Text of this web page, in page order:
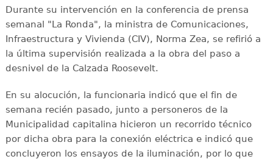
Durante su intervención en la conferencia de prensa
semanal "La Ronda", la ministra de Comunicaciones,
Infraestructura y Vivienda (CIV), Norma Zea, se refirió a
la última supervisión realizada a la obra del paso a
desnivel de la Calzada Roosevelt.
En su alocución, la funcionaria indicó que el fin de
semana recién pasado, junto a personeros de la
Municipalidad capitalina hicieron un recorrido técnico
por dicha obra para la conexión eléctrica e indicó que
concluyeron los ensayos de la iluminación, por lo que